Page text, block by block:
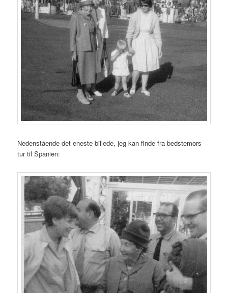
Nedenstående det eneste billede, jeg kan finde fra bedstemors
tur til Spanien: